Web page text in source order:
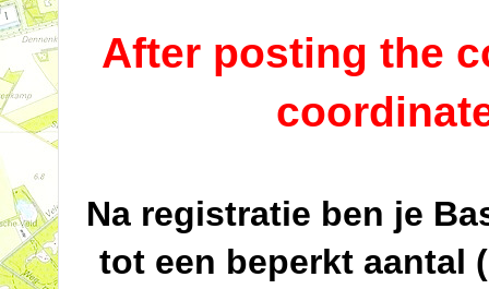
After posting the
Na registratie ben je
tot een beperkt aantal